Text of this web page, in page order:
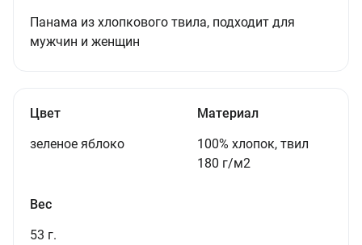
Панама из хлопкового твила, подходит для
мужчин и женщин
Цвет
зеленое яблоко
Материал
100% хлопок, твил
180 г/м2
Вес
53 г.